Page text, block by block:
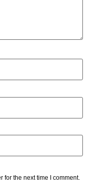
for the next time I comment.